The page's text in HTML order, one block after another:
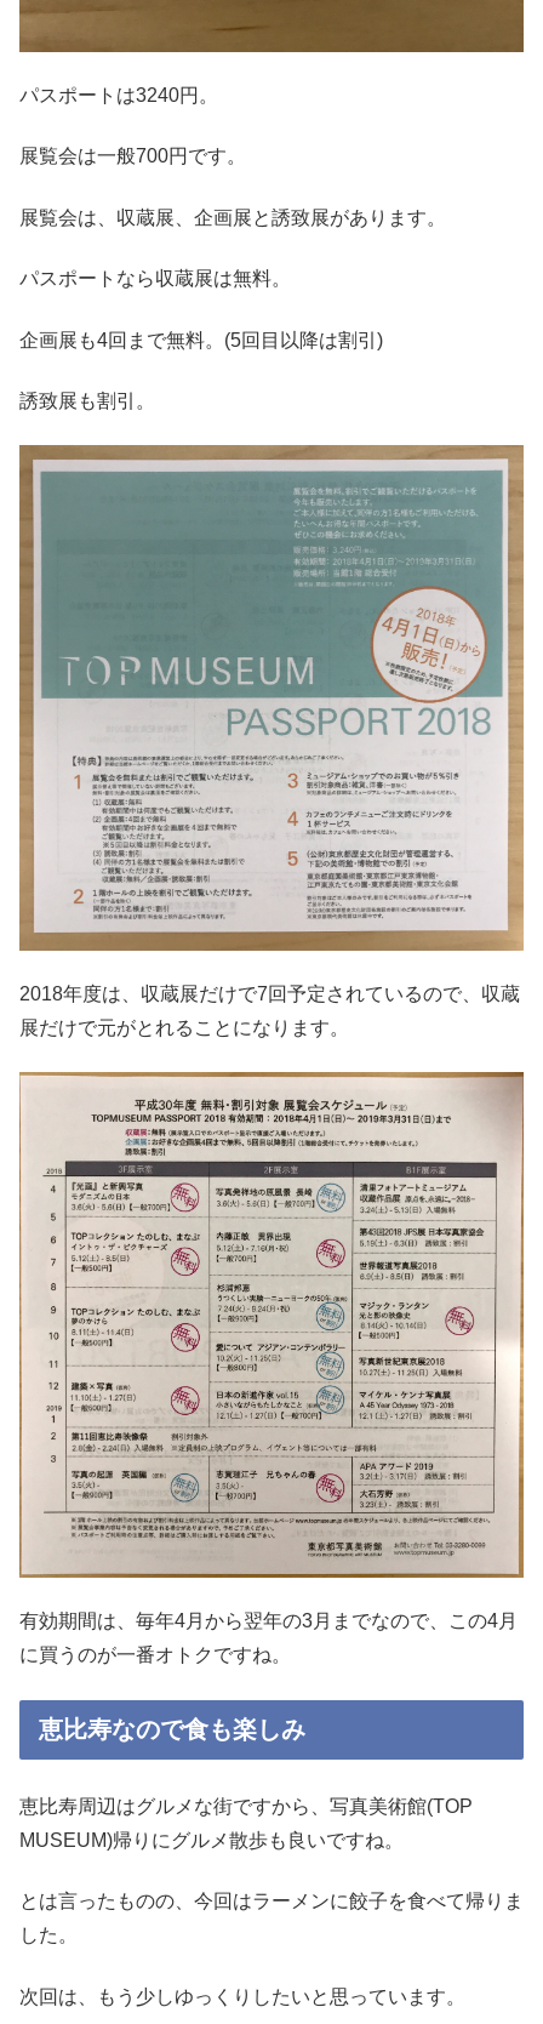
パスポートは3240円。
展覧会は一般700円です。
展覧会は、収蔵展、企画展と誘致展があります。
パスポートなら収蔵展は無料。
企画展も4回まで無料。(5回目以降は割引)
誘致展も割引。
2018年度は、収蔵展だけで7回予定されているので、収蔵
展だけで元がとれることになります。
有効期間は、毎年4月から翌年の3月までなので、この4月
に買うのが一番オトクですね。
恵比寿なので食も楽しみ
恵比寿周辺はグルメな街ですから、写真美術館(TOP
MUSEUM)帰りにグルメ散歩も良いですね。
とは言ったものの、今回はラーメンに餃子を食べて帰りま
した。
次回は、もう少しゆっくりしたいと思っています。